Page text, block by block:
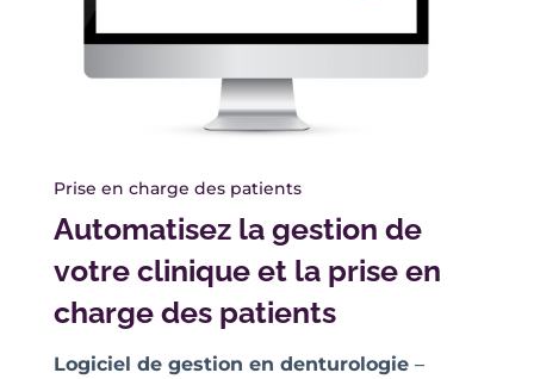
Prise en charge des patients
Automatisez la gestion de
votre clinique et la prise en
charge des patients
Logiciel de gestion en denturologie –